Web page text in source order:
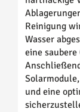
Reinigung
Wasser
eine
und eine